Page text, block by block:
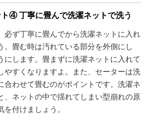
④ 丁寧に畳んで洗濯ネットで洗う
必ず丁寧に畳んでから洗濯ネットに入れ
。畳む時は汚れている部分を外側にし
にします。畳まずに洗濯ネットに入れて
やすくなりますよ。また、セーターは洗
合わせて畳むのがポイントです。洗濯ネ
、ネットの中で揺れてしまい型崩れの原
付けましょう。